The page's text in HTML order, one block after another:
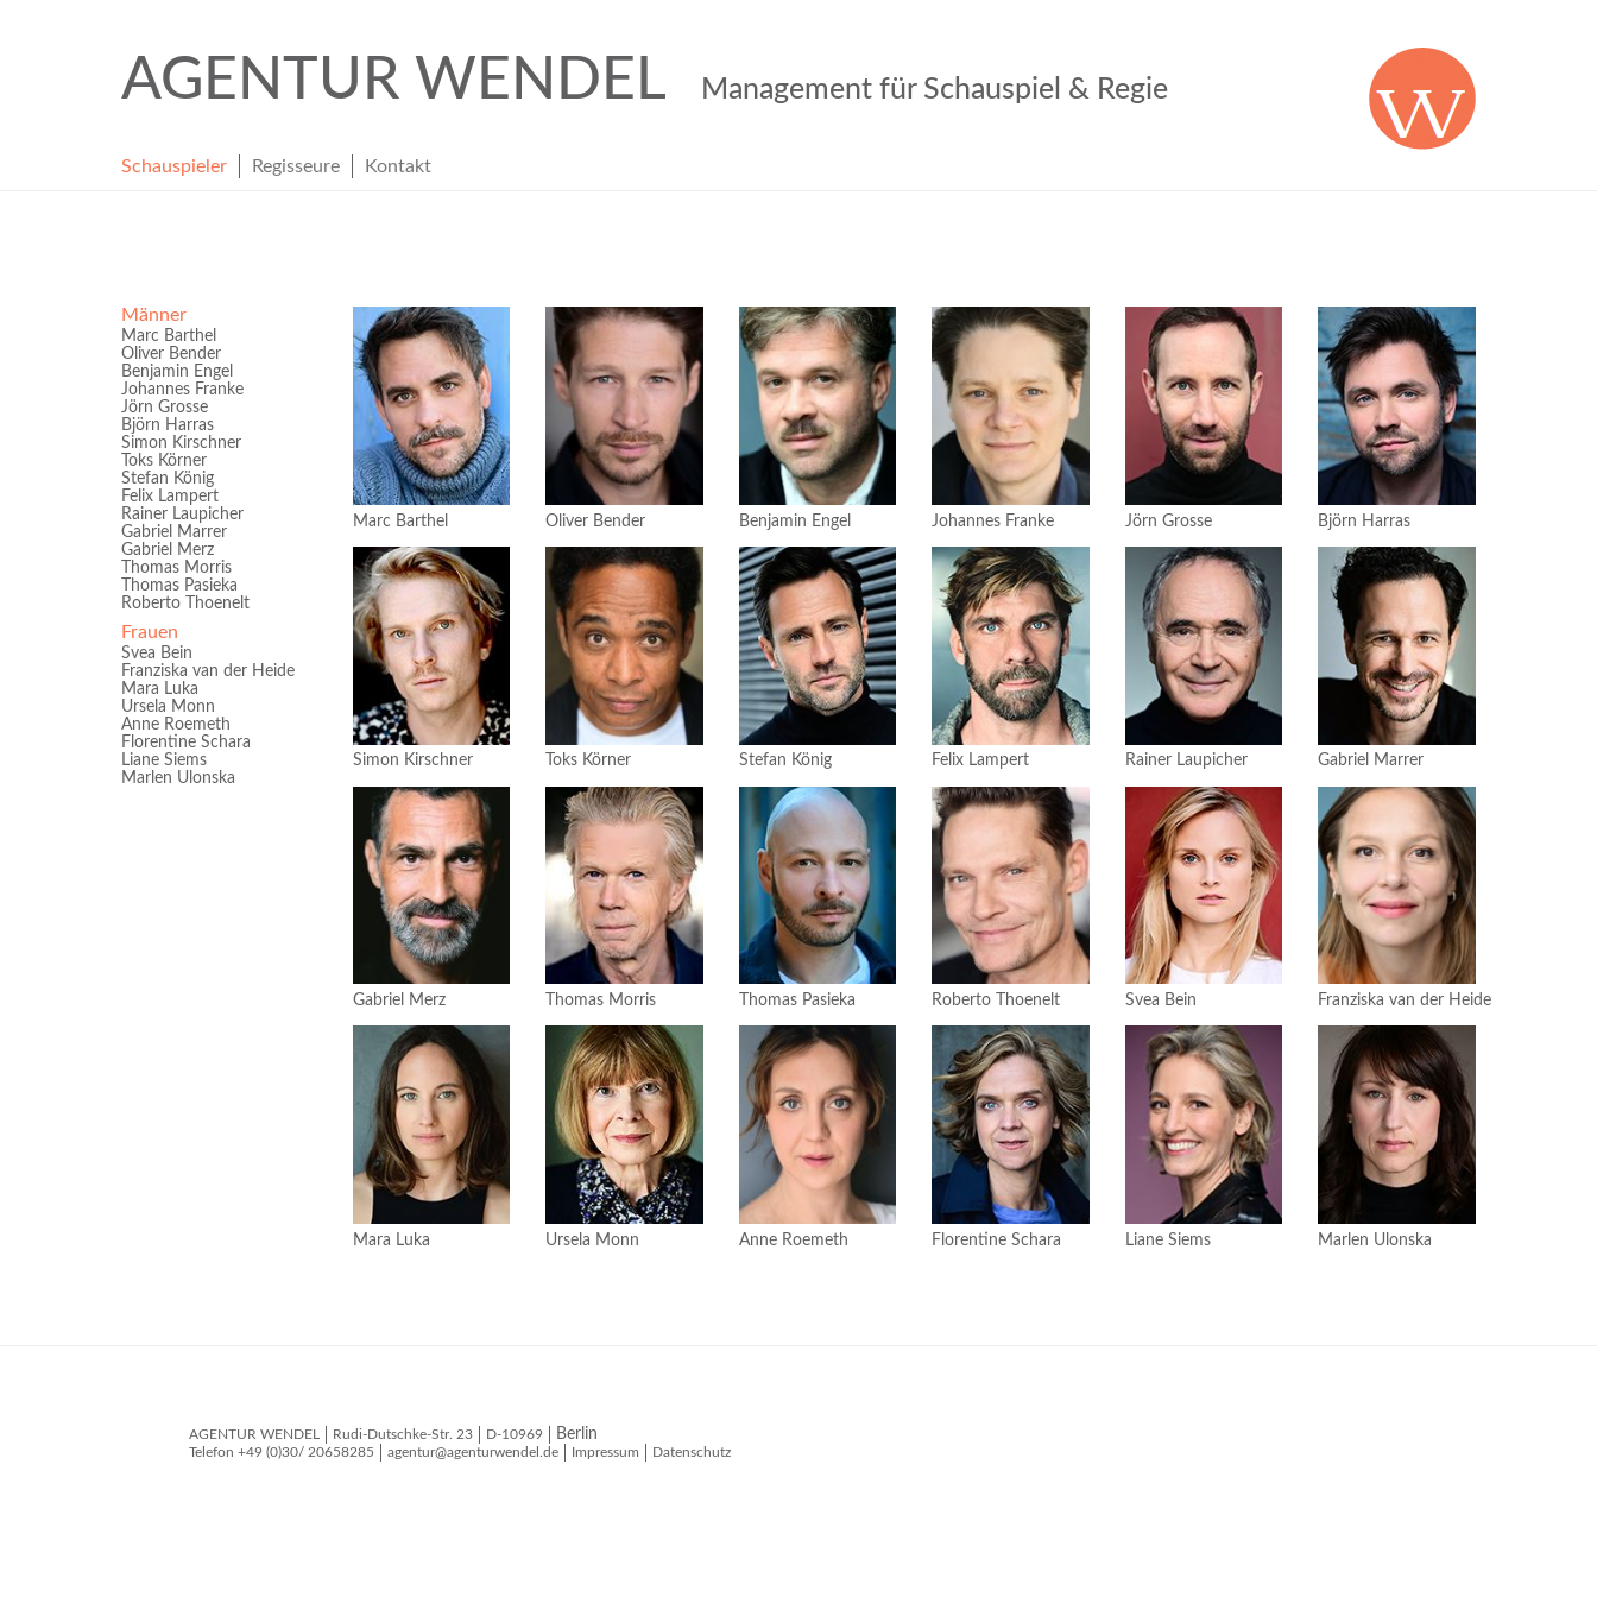
AGENTUR WENDEL Management für Schauspiel & Regie
Schauspieler Regisseure Kontakt
Männer
Marc Barthel
Oliver Bender
Benjamin Engel
Johannes Franke
Jörn Grosse
Björn Harras
Simon Kirschner
Toks Körner
Stefan König
Felix Lampert
Rainer Laupicher
Gabriel Marrer
Gabriel Merz
Thomas Morris
Thomas Pasieka
Roberto Thoenelt
Frauen
Svea Bein
Franziska van der Heide
Mara Luka
Ursela Monn
Anne Roemeth
Florentine Schara
Liane Siems
Marlen Ulonska
Marc Barthel Oliver Bender Benjamin Engel Johannes Franke Jörn Grosse Björn Harras
Simon Kirschner Toks Körner Stefan König Felix Lampert Rainer Laupicher Gabriel Marrer
Gabriel Merz Thomas Morris Thomas Pasieka Roberto Thoenelt Svea Bein Franziska van der Heide
Mara Luka Ursela Monn Anne Roemeth Florentine Schara Liane Siems Marlen Ulonska
AGENTUR WENDEL Rudi-Dutschke-Str. 23 D-10969 Berlin
Telefon +49 (0)30/ 20658285 agentur@agenturwendel.de Impressum Datenschutz